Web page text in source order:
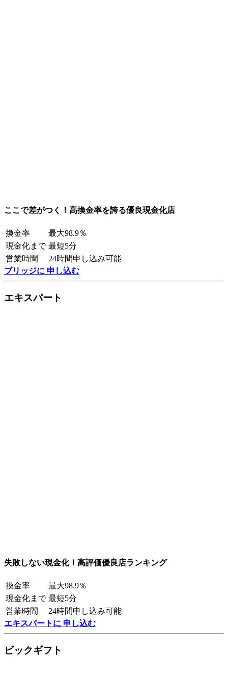
ここで差がつく！高換金率を誇る優良現金化店
換金率
最大98.9％
現金化まで 最短5分
営業時間
24時間申し込み可能
ブリッジに 申し込む
エキスパート
失敗しない現金化！高評価優良店ランキング
換金率
最大98.9％
現金化まで 最短5分
営業時間
24時間申し込み可能
エキスパートに 申し込む
ビックギフト